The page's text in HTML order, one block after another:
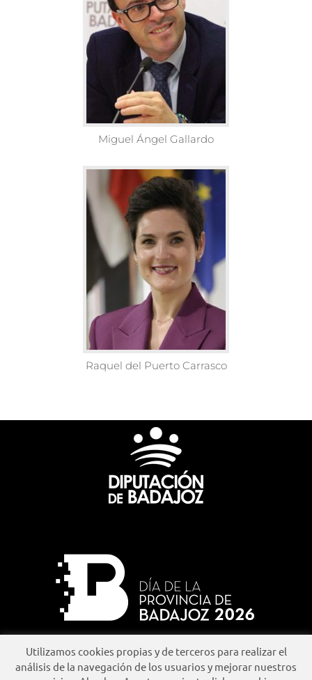
Miguel Ángel Gallardo
Raquel del Puerto Carrasco
Utilizamos cookies propias y de terceros para realizar el
análisis de la navegación de los usuarios y mejorar nuestros